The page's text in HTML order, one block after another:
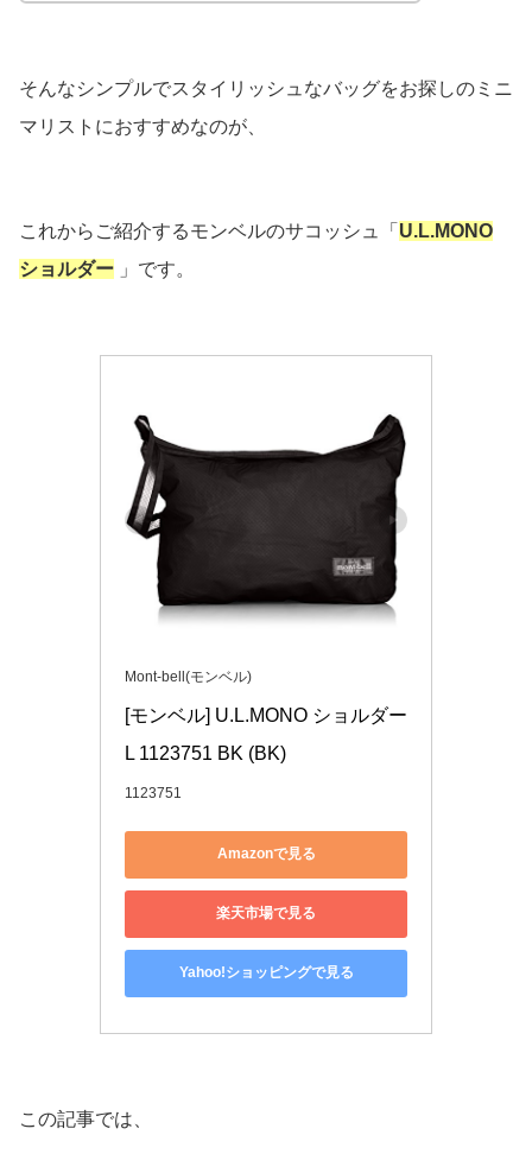
そんなシンプルでスタイリッシュなバッグをお探しのミニ
マリストにおすすめなのが、
これからご紹介するモンベルのサコッシュ「 U.L.MONO
ショルダー 」です。
Mont-bell(モンベル)
[モンベル] U.L.MONO ショルダー
L 1123751 BK (BK)
1123751
Amazonで見る
楽天市場で見る
Yahoo!ショッピングで見る
この記事では、